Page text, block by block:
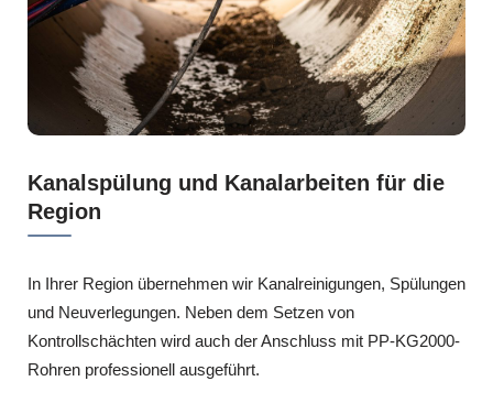
Kanalspülung und Kanalarbeiten für die
Region
In Ihrer Region übernehmen wir Kanalreinigungen, Spülungen
und Neuverlegungen. Neben dem Setzen von
Kontrollschächten wird auch der Anschluss mit PP-KG2000-
Rohren professionell ausgeführt.